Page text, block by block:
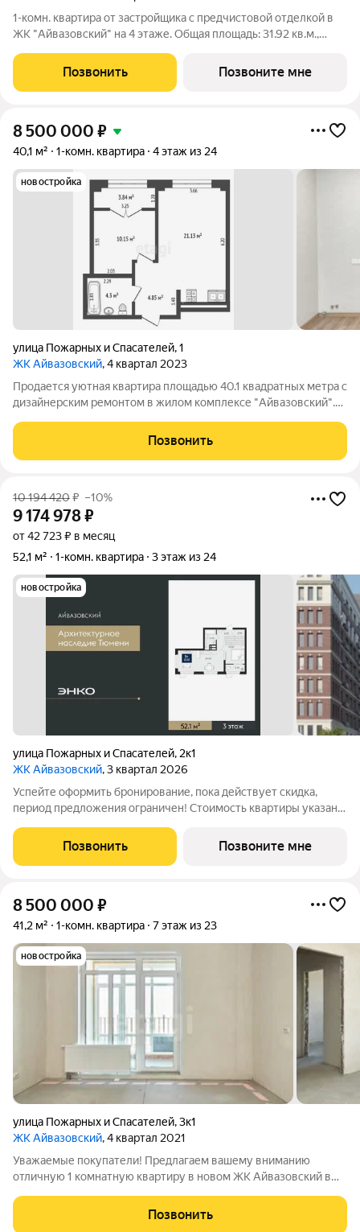
1-комн. квартира от застройщика с предчистовой отделкой в
ЖК "Айвазовский" на 4 этаже. Общая площадь: 31.92 кв.м.,
кв.м. Все окна выходят на одну сторону. В квартире один
совмещенный
Позвонить Позвоните мне
8 500 000 ₽
40,1 м² 1-комн. квартира 4 этаж из 24
новостройка
улица Пожарных и Спасателей,1
ЖК Айвазовский, 4 квартал 2023
Продается уютная квартира площадью 40.1 квадратных метра с
дизайнерским ремонтом в жилом комплексе "Айвазовский".
жизни и современные удобства. Квартира отличается
большими окнами, которые
Позвонить
10 194 420₽ –10%
9 174 978₽
от 42 723 ₽ в месяц
52,1 м²
1-комн. квартира 3 этаж из 24
новостройка
улица Пожарных и Спасателей, 2к1
ЖК Айвазовский, 3 квартал 2026
Успейте оформить бронирование, пока действует скидка,
период предложения ограничен! Стоимость квартиры указана
Информация по телефону, мы вам все подробно расскажем. 1-
комн. квартира от застройщика с
Позвонить Позвоните мне
8 500 000 ₽
41,2 м² 1-комн. квартира 7 этаж из 23
новостройка
улица Пожарных и Спасателей,3к1
ЖК Айвазовский, 4 квартал 2021
Уважаемые покупатели! Предлагаем вашему вниманию
отличную 1 комнатную квартиру в новом ЖК Айвазовский в
города. Выполнена улучшенная черновая отделка. Стены
выровнены под маяк, на полу
Позвонить